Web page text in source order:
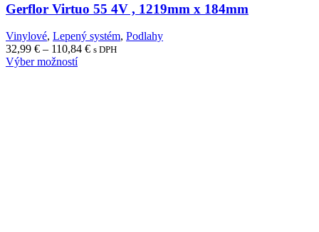
Gerflor Virtuo 55 4V , 1219mm x 184mm
Vinylové, Lepený systém, Podlahy
32,99 € – 110,84 €Price
s DPH
Výber možností